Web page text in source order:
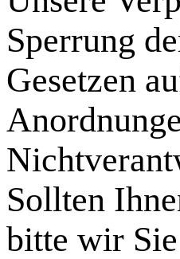
Sperrung
Gesetzen
Sollten
bitte wir